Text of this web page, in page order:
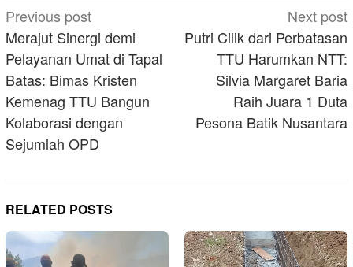
Post
navigation
Previous post
Merajut Sinergi demi
Pelayanan Umat di Tapal
Batas: Bimas Kristen
Kemenag TTU Bangun
Kolaborasi dengan
Sejumlah OPD
Next post
Putri Cilik dari Perbatasan
TTU Harumkan NTT:
Silvia Margaret Baria
Raih Juara 1 Duta
Pesona Batik Nusantara
RELATED POSTS